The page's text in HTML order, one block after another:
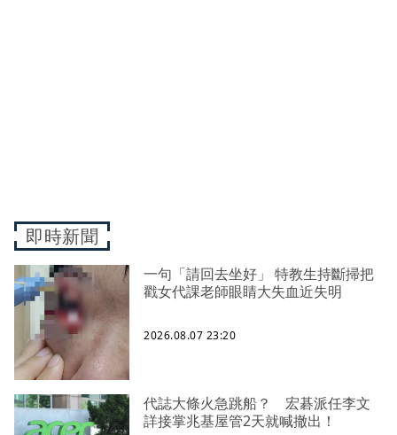
即時新聞
一句「請回去坐好」 特教生持斷掃把
戳女代課老師眼睛大失血近失明
2026.08.07 23:20
代誌大條火急跳船？ 宏碁派任李文
詳接掌兆基屋管2天就喊撤出！